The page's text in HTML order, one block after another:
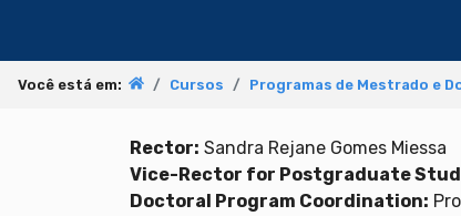
Você está em: Cursos Programas de Mestrado e
Rector: Sandra Rejane Gomes Miessa
Vice-Rector for Postgraduate
Doctoral Program Coordination: